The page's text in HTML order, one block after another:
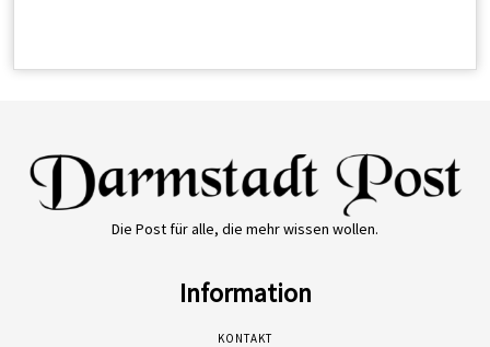
Die Post für alle, die mehr wissen wollen.
Information
KONTAKT